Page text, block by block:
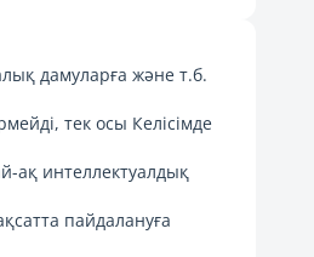
дамуларға және т.б.
тек осы Келісімде
ақ интеллектуалдық
пайдалануға